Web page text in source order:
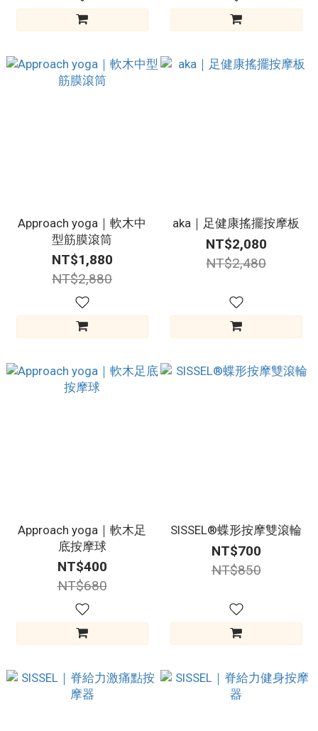
Approach yoga｜軟木中
型筋膜滾筒
NT$1,880
NT$2,880
aka｜足健康搖擺按摩板
NT$2,080
NT$2,480
Approach yoga｜軟木足
底按摩球
NT$400
NT$680
SISSEL®蝶形按摩雙滾輪
NT$700
NT$850